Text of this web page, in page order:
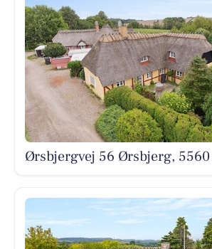
Ørsbjergvej 56 Ørsbjerg,